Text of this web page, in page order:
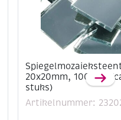
20x20mm, 1000 gr
stuks)
Artikelnummer: